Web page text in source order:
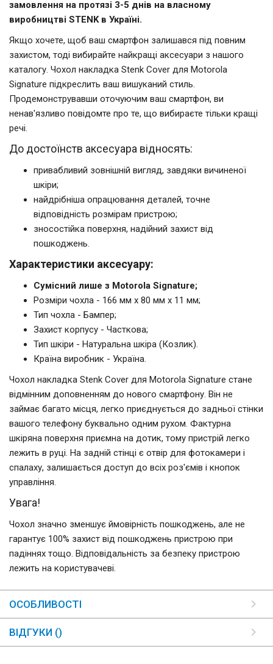
замовлення на протязі 3-5 днів на власному
виробництві STENK в Україні.
Якщо хочете, щоб ваш смартфон залишався під повним
захистом, тоді вибирайте найкращі аксесуари з нашого
каталогу. Чохол накладка Stenk Cover для Motorola
Signature підкреслить ваш вишуканий стиль.
Продемонструвавши оточуючим ваш смартфон, ви
ненав'язливо повідомте про те, що вибираєте тільки кращі
речі.
До достоїнств аксесуара відносять:
привабливий зовнішній вигляд, завдяки вичиненої
шкіри;
найдрібніша опрацювання деталей, точне
відповідність розмірам пристрою;
зносостійка поверхня, надійний захист від
пошкоджень.
Характеристики аксесуару:
Сумісний лише з Motorola Signature;
Розміри чохла - 166 мм x 80 мм x 11 мм;
Тип чохла - Бампер;
Захист корпусу - Часткова;
Тип шкіри - Натуральна шкіра (Козлик).
Країна виробник - Україна.
Чохол накладка Stenk Cover для Motorola Signature стане
відмінним доповненням до нового смартфону. Він не
займає багато місця, легко приєднується до задньої стінки
вашого телефону буквально одним рухом. Фактурна
шкіряна поверхня приємна на дотик, тому пристрій легко
лежить в руці. На задній стінці є отвір для фотокамери і
спалаху, залишається доступ до всіх роз'ємів і кнопок
управління.
Увага!
Чохол значно зменшує ймовірність пошкоджень, але не
гарантує 100% захист від пошкоджень пристрою при
падіннях тощо. Відповідальність за безпеку пристрою
лежить на користувачеві.
ОСОБЛИВОСТІ
ВІДГУКИ ()